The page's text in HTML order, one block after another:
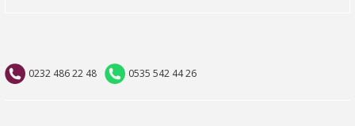
0232 486 22 48 0535 542 44 26